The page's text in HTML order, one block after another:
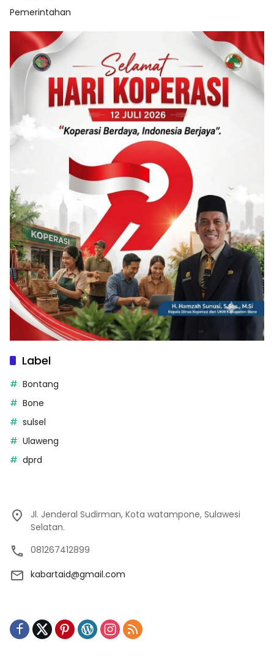
Pemerintahan
Label
Bontang
Bone
sulsel
Ulaweng
dprd
Jl. Jenderal Sudirman, Kota watampone, Sulawesi
Selatan.
081267412899
kabartaid@gmail.com